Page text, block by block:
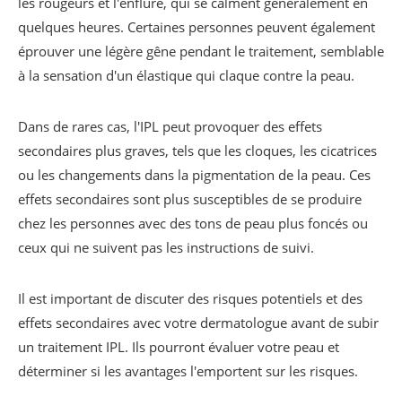
quelques heures. Certaines personnes peuvent également
éprouver une légère gêne pendant le traitement, semblable
à la sensation d'un élastique qui claque contre la peau.
Dans de rares cas, l'IPL peut provoquer des effets
secondaires plus graves, tels que les cloques, les cicatrices
ou les changements dans la pigmentation de la peau. Ces
effets secondaires sont plus susceptibles de se produire
chez les personnes avec des tons de peau plus foncés ou
ceux qui ne suivent pas les instructions de suivi.
Il est important de discuter des risques potentiels et des
effets secondaires avec votre dermatologue avant de subir
un traitement IPL. Ils pourront évaluer votre peau et
déterminer si les avantages l'emportent sur les risques.